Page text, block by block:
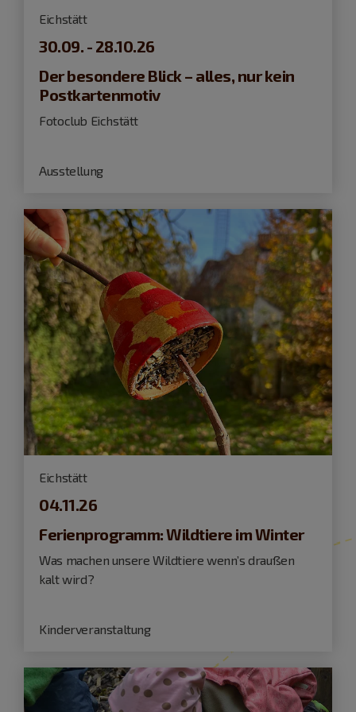
Eichstätt
30.09. - 28.10.26
Der besondere Blick – alles, nur kein
Postkartenmotiv
Fotoclub Eichstätt
Ausstellung
Eichstätt
04.11.26
Ferienprogramm: Wildtiere im Winter
Was machen unsere Wildtiere wenn’s draußen
kalt wird?
Kinderveranstaltung